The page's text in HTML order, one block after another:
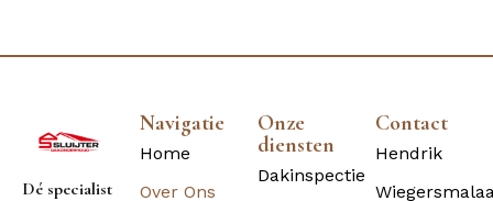
Dé specialist
Navigatie
Home
Over Ons
Onze
diensten
Dakinspectie
Contact
Hendrik